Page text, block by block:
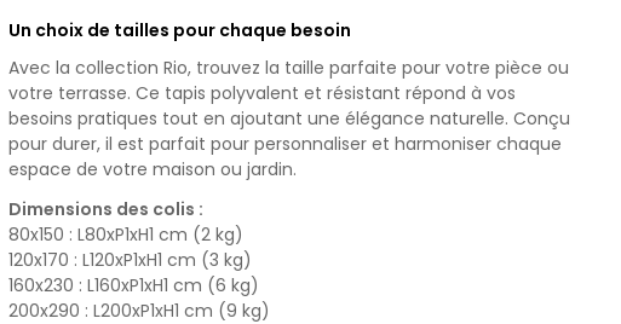
Un choix de tailles pour chaque besoin
Avec la collection Rio, trouvez la taille parfaite pour votre pièce ou
votre terrasse. Ce tapis polyvalent et résistant répond à vos
besoins pratiques tout en ajoutant une élégance naturelle. Conçu
pour durer, il est parfait pour personnaliser et harmoniser chaque
espace de votre maison ou jardin.
Dimensions des colis :
80x150 : L80xP1xH1 cm (2 kg)
120x170 : L120xP1xH1 cm (3 kg)
160x230 : L160xP1xH1 cm (6 kg)
200x290 : L200xP1xH1 cm (9 kg)